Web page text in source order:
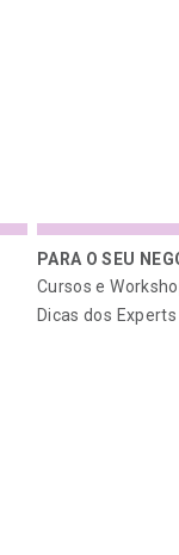
PARA O SEU
Cursos e
Dicas dos Experts